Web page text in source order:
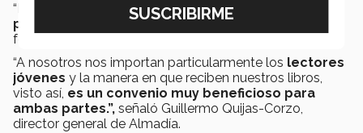
“Es una nueva posibilidad quepermitirá vincularlos
profesionalmente en dinámicas que enriquezcan su
formación personal.
“A nosotros nos importan particularmente los lectores
jóvenes y la manera en que reciben nuestros libros,
visto así, es un convenio muy beneficioso para
ambas partes.”, señaló Guillermo Quijas-Corzo,
director general de Almadía.